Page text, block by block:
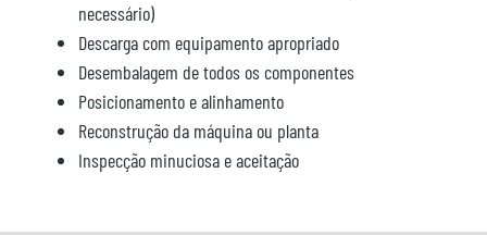
necessário)
Descarga com equipamento apropriado
Desembalagem de todos os componentes
Posicionamento e alinhamento
Reconstrução da máquina ou planta
Inspecção minuciosa e aceitação